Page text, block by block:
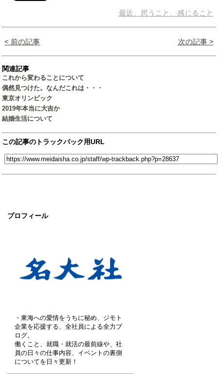
プロフィール
・東海への愛情をうちに秘め、ジモト
企業を応援する、全社員による全力ブ
ログ。
働くこと、就職・就活の最前線や、社
員の日々の仕事内容、イベントの裏側
についてを日々更新！
最近、思うこと、感じること
< 前の記事 次の記事 >
関連記事
これから変わることについて
偶然見つけた。なんだこれは・・・
東京オリンピック
2019年本当に大吉か
結婚生活について
この記事のトラックバック用URL